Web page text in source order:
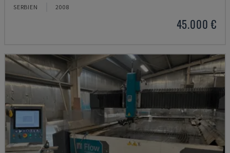
SERBIEN 2008
45.000 €